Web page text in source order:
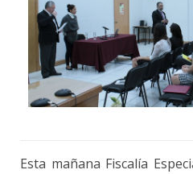
Esta mañana Fiscalía